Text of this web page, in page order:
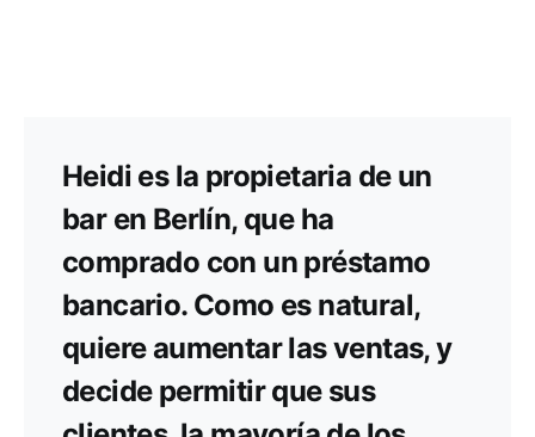
Heidi es la propietaria de un
bar en Berlín, que ha
comprado con un préstamo
bancario. Como es natural,
quiere aumentar las ventas, y
decide permitir que sus